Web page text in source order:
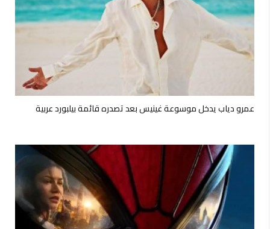
عمرو دياب يدخل موسوعة غينيس بعد تصدره قائمة بيلبورد عربية